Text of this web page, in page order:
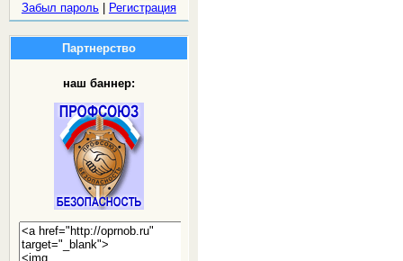
Забыл пароль| Регистрация
Партнерство
наш баннер: